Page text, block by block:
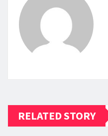
RELATED STORY